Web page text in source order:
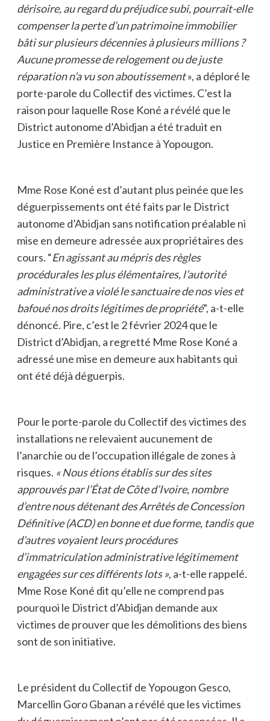
dérisoire, au regard du préjudice subi, pourrait-elle
compenser la perte d’un patrimoine immobilier
bâti sur plusieurs décennies à plusieurs millions ?
Aucune promesse de relogement ou de juste
réparation n’a vu son aboutissement», a déploré le
porte-parole du Collectif des victimes. C’est la
raison pour laquelle Rose Koné a révélé que le
District autonome d’Abidjan a été traduit en
Justice en Première Instance à Yopougon.
Mme Rose Koné est d’autant plus peinée que les
déguerpissements ont été faits par le District
autonome d’Abidjan sans notification préalable ni
mise en demeure adressée aux propriétaires des
cours. “En agissant au mépris des règles
procédurales les plus élémentaires, l’autorité
administrative a violé le sanctuaire de nos vies et
bafoué nos droits légitimes de propriété”, a-t-elle
dénoncé. Pire, c’est le 2 février 2024 que le
District d’Abidjan, a regretté Mme Rose Koné a
adressé une mise en demeure aux habitants qui
ont été déjà déguerpis.
Pour le porte-parole du Collectif des victimes des
installations ne relevaient aucunement de
l’anarchie ou de l’occupation illégale de zones à
risques. « Nous étions établis sur des sites
approuvés par l’État de Côte d’Ivoire, nombre
d’entre nous détenant des Arrêtés de Concession
Définitive (ACD) en bonne et due forme, tandis que
d’autres voyaient leurs procédures
d’immatriculation administrative légitimement
engagées sur ces différents lots », a-t-elle rappelé.
Mme Rose Koné dit qu’elle ne comprend pas
pourquoi le District d’Abidjan demande aux
victimes de prouver que les démolitions des biens
sont de son initiative.
Le président du Collectif de Yopougon Gesco,
Marcellin Goro Gbanan a révélé que les victimes